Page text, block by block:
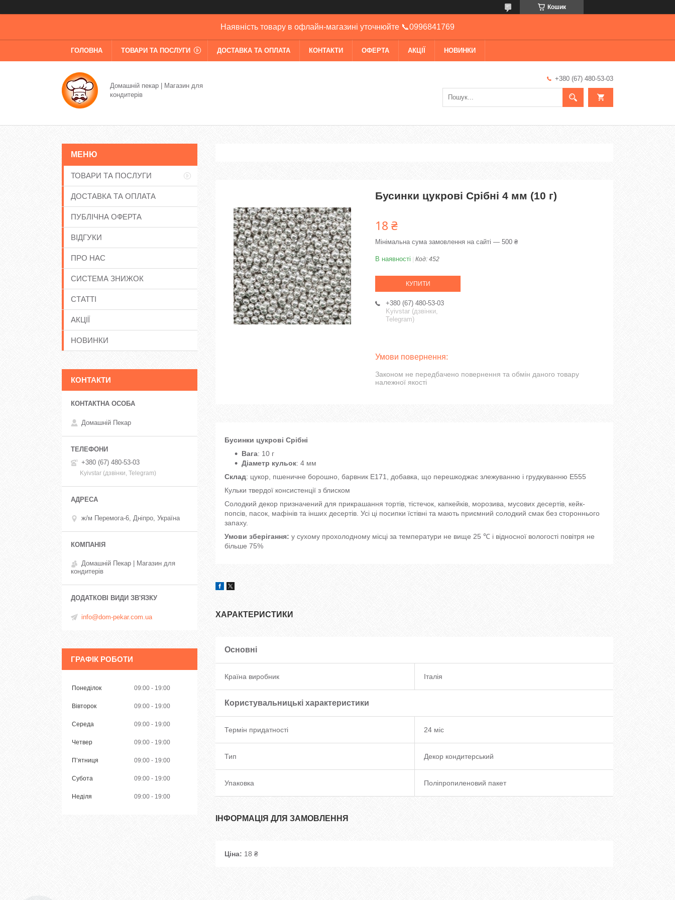
Кошик
Наявність товару в офлайн-магазині уточнюйте 📞0996841769
ГОЛОВНА ТОВАРИ ТА ПОСЛУГИ ДОСТАВКА ТА ОПЛАТА КОНТАКТИ ОФЕРТА АКЦІЇ НОВИНКИ
Домашній пекар | Магазин для
кондитерів
+380 (67) 480-53-03
Бусинки цукрові Срібні 4 мм (10 г)
18 ₴
Мінімальна сума замовлення на сайті — 500 ₴
В наявності Код: 452
КУПИТИ
+380 (67) 480-53-03
Kyivstar (дзвінки,
Telegram)
Законом не передбачено повернення та обмін даного товару
належної якості
Бусинки цукрові Срібні
Вага: 10 г
Діаметр кульок: 4 мм
Склад: цукор, пшеничне борошно, барвник E171, добавка, що перешкоджає злежуванню і грудкуванню Е555
Кульки твердої консистенції з блиском
Солодкий декор призначений для прикрашання тортів, тістечок, капкейків, морозива, мусових десертів, кейк-
попсів, пасок, мафінів та інших десертів. Усі ці посипки їстівні та мають приємний солодкий смак без стороннього
запаху.
Умови зберігання: у сухому прохолодному місці за температури не вище 25 ℃ і відносної вологості повітря не
більше 75%
ХАРАКТЕРИСТИКИ
Основні
Країна виробник Італія
Користувальницькі характеристики
Термін придатності 24 міс
Тип Декор кондитерський
Упаковка Поліпропиленовий пакет
ІНФОРМАЦІЯ ДЛЯ ЗАМОВЛЕННЯ
Ціна: 18 ₴
ТОВАРИ ТА ПОСЛУГИ
ДОСТАВКА ТА ОПЛАТА
ПУБЛІЧНА ОФЕРТА
ВІДГУКИ
ПРО НАС
СИСТЕМА ЗНИЖОК
СТАТТІ
АКЦІЇ
НОВИНКИ
КОНТАКТИ
Домашній Пекар
+380 (67) 480-53-03
Kyivstar (дзвінки, Telegram)
ж/м Перемога-6, Дніпро, Україна
Домашній Пекар | Магазин для
кондитерів
info@dom-pekar.com.ua
ГРАФІК РОБОТИ
Понеділок 09:00 19:00
Вівторок 09:00 19:00
Середа 09:00 19:00
Четвер 09:00 19:00
Пʼятниця 09:00 19:00
Субота 09:00 19:00
Неділя 09:00 19:00